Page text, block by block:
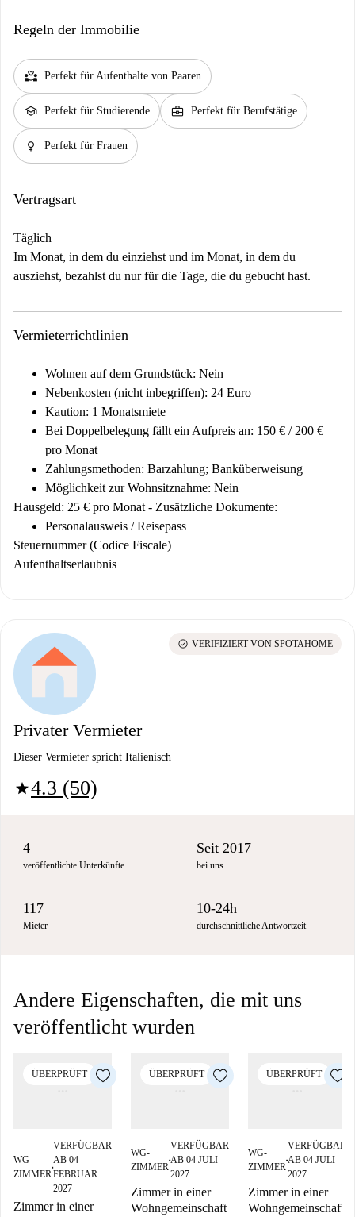
Regeln der Immobilie
partner_heart Perfekt für Aufenthalte von Paaren
school Perfekt für Studierende business_center Perfekt für Berufstätige
female Perfekt für Frauen
Vertragsart
Täglich
Im Monat, in dem du einziehst und im Monat, in dem du
ausziehst, bezahlst du nur für die Tage, die du gebucht hast.
Vermieterrichtlinien
Wohnen auf dem Grundstück: Nein
Nebenkosten (nicht inbegriffen): 24 Euro
Kaution: 1 Monatsmiete
Bei Doppelbelegung fällt ein Aufpreis an: 150 € / 200 €
pro Monat
Zahlungsmethoden: Barzahlung; Banküberweisung
Möglichkeit zur Wohnsitznahme: Nein
Hausgeld: 25 € pro Monat - Zusätzliche Dokumente:
Personalausweis / Reisepass
Steuernummer (Codice Fiscale)
Aufenthaltserlaubnis
Privater Vermieter
Dieser Vermieter spricht Italienisch
star4.3 (50)
check_circle VERIFIZIERT VON SPOTAHOME
4
veröffentlichte Unterkünfte
Seit 2017
bei uns
117
Mieter
10-24h
durchschnittliche Antwortzeit
Andere Eigenschaften, die mit uns
veröffentlicht wurden
ÜBERPRÜFT
WG-
ZIMMER
■
VERFÜGBAR
AB 04
FEBRUAR
2027
Zimmer in einer
ÜBERPRÜFT
WG-
ZIMMER
■
VERFÜGBAR
AB 04 JULI
2027
Zimmer in einer
Wohngemeinschaft
ÜBERPRÜFT
WG-
ZIMMER
■
VERFÜGBAR
AB 04 JULI
2027
Zimmer in einer
Wohngemeinschaft